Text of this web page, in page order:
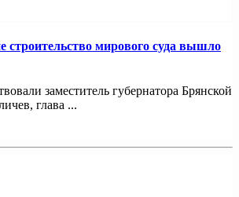
строительство мирового суда вышло
заместитель губернатора Брянской
глава ...